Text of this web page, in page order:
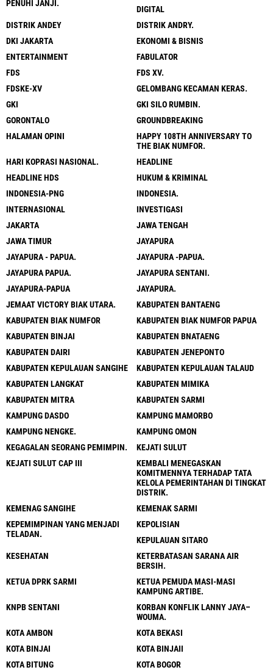
PENUHI JANJI.
DIGITAL
DISTRIK ANDEY
DISTRIK ANDRY.
DKI JAKARTA
EKONOMI & BISNIS
ENTERTAINMENT
FABULATOR
FDS
FDS XV.
FDSKE-XV
GELOMBANG KECAMAN KERAS.
GKI
GKI SILO RUMBIN.
GORONTALO
GROUNDBREAKING
HALAMAN OPINI
HAPPY 108TH ANNIVERSARY TO
THE BIAK NUMFOR.
HARI KOPRASI NASIONAL.
HEADLINE
HEADLINE HDS
HUKUM & KRIMINAL
INDONESIA-PNG
INDONESIA.
INTERNASIONAL
INVESTIGASI
JAKARTA
JAWA TENGAH
JAWA TIMUR
JAYAPURA
JAYAPURA - PAPUA.
JAYAPURA -PAPUA.
JAYAPURA PAPUA.
JAYAPURA SENTANI.
JAYAPURA-PAPUA
JAYAPURA.
JEMAAT VICTORY BIAK UTARA.
KABUPATEN BANTAENG
KABUPATEN BIAK NUMFOR
KABUPATEN BIAK NUMFOR PAPUA
KABUPATEN BINJAI
KABUPATEN BNATAENG
KABUPATEN DAIRI
KABUPATEN JENEPONTO
KABUPATEN KEPULAUAN SANGIHE
KABUPATEN KEPULAUAN TALAUD
KABUPATEN LANGKAT
KABUPATEN MIMIKA
KABUPATEN MITRA
KABUPATEN SARMI
KAMPUNG DASDO
KAMPUNG MAMORBO
KAMPUNG NENGKE.
KAMPUNG OMON
KEGAGALAN SEORANG PEMIMPIN.
KEJATI SULUT
KEJATI SULUT CAP III
KEMBALI MENEGASKAN
KOMITMENNYA TERHADAP TATA
KELOLA PEMERINTAHAN DI TINGKAT
DISTRIK.
KEMENAG SANGIHE
KEMENAK SARMI
KEPEMIMPINAN YANG MENJADI
TELADAN.
KEPOLISIAN
KEPULAUAN SITARO
KESEHATAN
KETERBATASAN SARANA AIR
BERSIH.
KETUA DPRK SARMI
KETUA PEMUDA MASI-MASI
KAMPUNG ARTIBE.
KNPB SENTANI
KORBAN KONFLIK LANNY JAYA–
WOUMA.
KOTA AMBON
KOTA BEKASI
KOTA BINJAI
KOTA BINJAII
KOTA BITUNG
KOTA BOGOR